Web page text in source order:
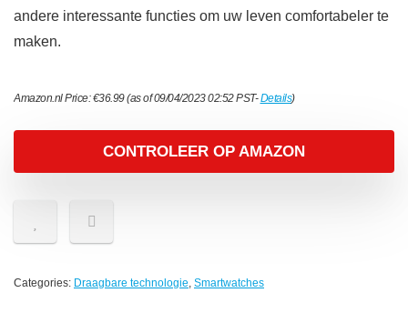
andere interessante functies om uw leven comfortabeler te
maken.
Amazon.nl Price:€36.99(as of 09/04/2023 02:52 PST-Details)
CONTROLEER OP AMAZON
Categories: Draagbare technologie, Smartwatches